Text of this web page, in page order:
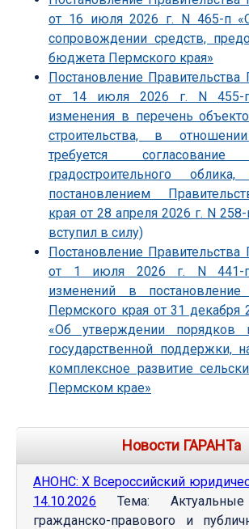
от 16 июля 2026 г. N 465-п
сопровождении средств,
бюджета Пермского края»
Постановление Правительства
от 14 июля 2026 г. N 455-
изменения в перечень
строительства, в
требуется согласование
градостроительного
постановлением
края от 28 апреля 2026 г. N
вступил в силу)
Постановление Правительства
от 1 июля 2026 г. N 441-
изменений в постановление
Пермского края от 31 декабря
«Об утверждении порядков
государственной поддержки,
комплексное развитие
Пермском крае»
Новости ГАРАНТа
АНОНС: Х Всероссийский
14.10.2026 Тема:
гражданско-правового и